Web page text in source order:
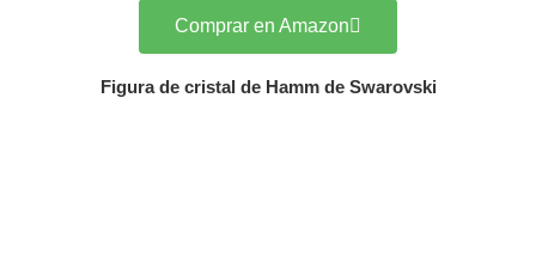
Comprar en Amazon
Figura de cristal de Hamm de Swarovski